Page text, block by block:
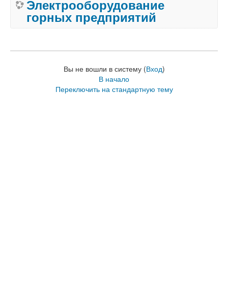
Электрооборудование
горных предприятий
Вы не вошли в систему (Вход)
В начало
Переключить на стандартную тему